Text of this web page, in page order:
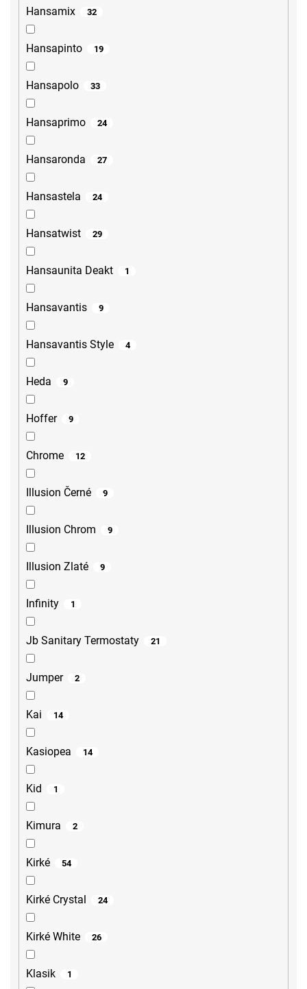
Hansamix 32
Hansapinto 19
Hansapolo 33
Hansaprimo 24
Hansaronda 27
Hansastela 24
Hansatwist 29
Hansaunita Deakt 1
Hansavantis 9
Hansavantis Style 4
Heda 9
Hoffer 9
Chrome 12
Illusion Černé 9
Illusion Chrom 9
Illusion Zlaté 9
Infinity 1
Jb Sanitary Termostaty 21
Jumper 2
Kai 14
Kasiopea 14
Kid 1
Kimura 2
Kirké 54
Kirké Crystal 24
Kirké White 26
Klasik 1